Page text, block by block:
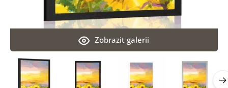
Zobrazit galerii